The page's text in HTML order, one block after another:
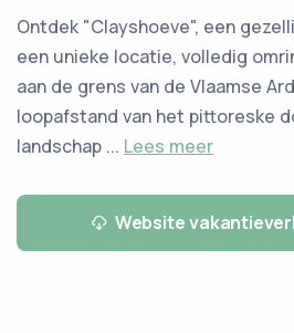
Ontdek "Clayshoeve", een
een unieke locatie, volledig
aan de grens van de Vlaamse
loopafstand van het pittoreske
landschap ... Lees meer
Website